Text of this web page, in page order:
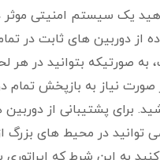
یک سیستم امنیتی موثر
از دوربین های ثابت در
صورتیکه بتوانید در هر
صورت نیاز به بازپخش تمام
برای پشتیبانی از
توانید در محیط های بزرگ